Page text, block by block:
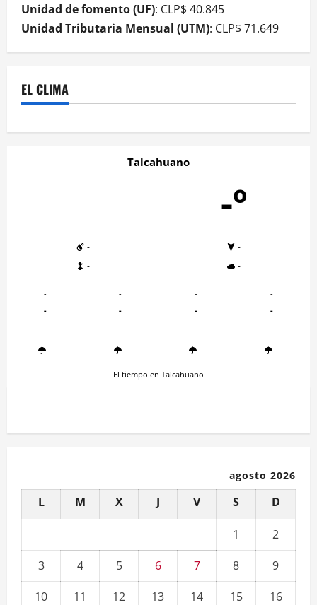
Unidad de fomento (UF): CLP$ 40.845
Unidad Tributaria Mensual (UTM): CLP$ 71.649
EL CLIMA
Talcahuano
-º
-
-
-
-
-
-
-
-
-
-
-
-
-
-
-
-
El tiempo en Talcahuano
agosto 2026
L M X J V S D
1
2
3
4 5 6 7 8
9
10
11 12 13 14 15
16